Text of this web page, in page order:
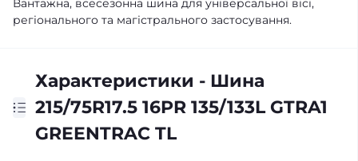
Вантажна, всесезонна шина для універсальної вісі,
регіонального та магістрального застосування.
Характеристики - Шина
215/75R17.5 16PR 135/133L GTRA1
GREENTRAC TL